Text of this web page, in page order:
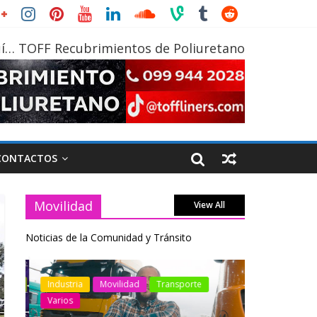
TOFF Recubrimientos de Poliuretano
Movilidad View All
Noticias de la Comunidad y Tránsito
Industria Movilidad
Transporte
Varios